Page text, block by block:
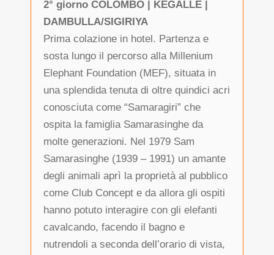
2° giorno COLOMBO | KEGALLE |
DAMBULLA/SIGIRIYA
Prima colazione in hotel. Partenza e
sosta lungo il percorso alla Millenium
Elephant Foundation (MEF), situata in
una splendida tenuta di oltre quindici acri
conosciuta come “Samaragiri” che
ospita la famiglia Samarasinghe da
molte generazioni. Nel 1979 Sam
Samarasinghe (1939 – 1991) un amante
degli animali aprì la proprietà al pubblico
come Club Concept e da allora gli ospiti
hanno potuto interagire con gli elefanti
cavalcando, facendo il bagno e
nutrendoli a seconda dell’orario di vista,